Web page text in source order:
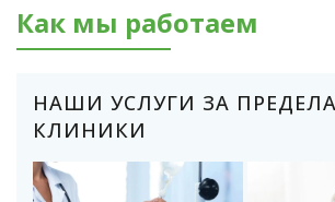
Как мы работаем
НАШИ УСЛУГИ ЗА
КЛИНИКИ